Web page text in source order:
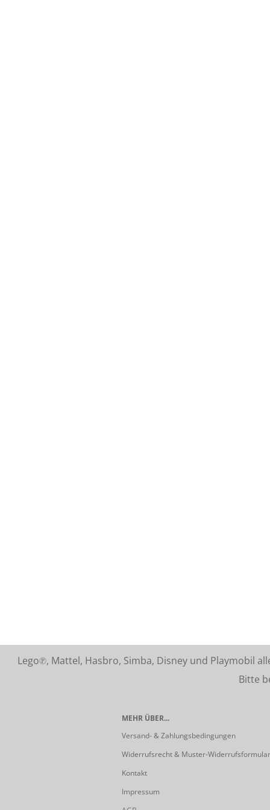
Lego℗, Mattel, Hasbro, Simba, Disney und Playmobil
Bitte
MEHR ÜBER...
Versand- & Zahlungsbedingungen
Widerrufsrecht & Muster-Widerrufsformular
Kontakt
Impressum